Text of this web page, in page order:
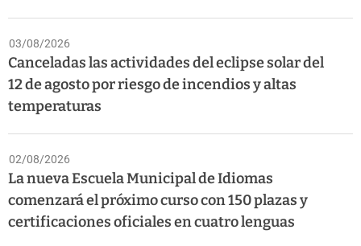
03/08/2026
Canceladas las actividades del eclipse solar del
12 de agosto por riesgo de incendios y altas
temperaturas
02/08/2026
La nueva Escuela Municipal de Idiomas
comenzará el próximo curso con 150 plazas y
certificaciones oficiales en cuatro lenguas